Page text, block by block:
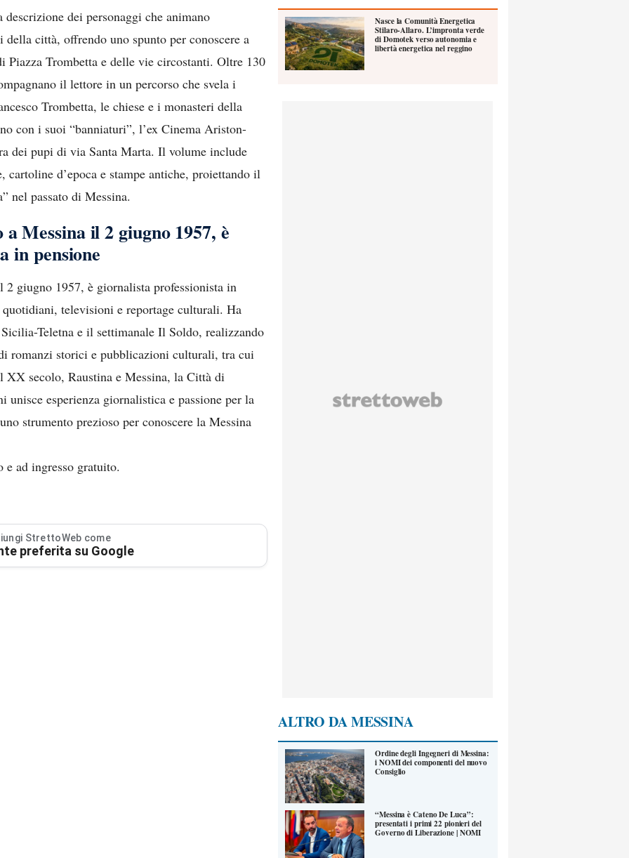
dei personaggi che animano
città, offrendo uno spunto per conoscere a
Piazza Trombetta e delle vie circostanti. Oltre 130
il lettore in un percorso che svela i
Trombetta, le chiese e i monasteri della
con i suoi “banniaturi”, l’ex Cinema Ariston-
dei pupi di via Santa Marta. Il volume include
d’epoca e stampe antiche, proiettando il
nel passato di Messina.
Messina il 2 giugno 1957, è
in pensione
giugno 1957, è giornalista professionista in
televisioni e reportage culturali. Ha
Teletna e il settimanale Il Soldo, realizzando
romanzi storici e pubblicazioni culturali, tra cui
XX secolo, Raustina e Messina, la Città di
esperienza giornalistica e passione per la
strumento prezioso per conoscere la Messina
e ad ingresso gratuito.
StrettoWeb come
preferita su Google
Nasce la Comunità Energetica
Stilaro-Allaro. L’impronta verde
di Domotek verso autonomia e
libertà energetica nel reggino
ALTRO DA MESSINA
Ordine degli Ingegneri di Messina:
i NOMI dei componenti del nuovo
Consiglio
“Messina è Cateno De Luca”:
presentati i primi 22 pionieri del
Governo di Liberazione | NOMI